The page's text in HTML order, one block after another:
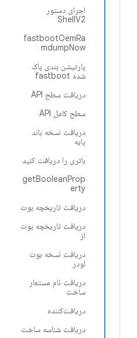
اجرای دستور
ShellV2
fastbootOemRa
mdumpNow
پارتیشن بندی پاک
شده fastboot
دریافت سطح API
سطح کامل API
دریافت نسخه باند
پایه
باتری را دریافت کنید
getBooleanProp
erty
دریافت تاریخچه بوت
دریافت تاریخچه بوت
از
دریافت نسخه بوت
لودر
دریافت نام مستعار
ساخت
دریافت‌کننده
دریافت شناسه ساخت
به صورت نرم‌افزاری
نرم‌افزاری